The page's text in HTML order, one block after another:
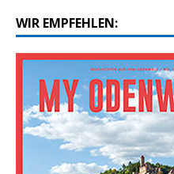
WIR EMPFEHLEN: